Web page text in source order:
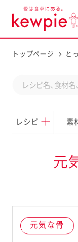
トップページ と
レシピ 素
d
元
元気な骨